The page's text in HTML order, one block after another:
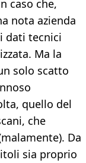
caso che,
nota azienda
dati tecnici
Ma la
solo scatto
quello del
che
Da
sia proprio